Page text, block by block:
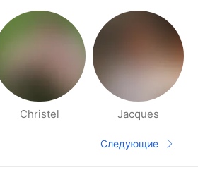
Christel Jacques
Следующая
Следующие